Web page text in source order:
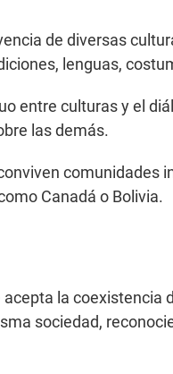
de diversas
lenguas,
entre culturas y el
las demás.
comunidades
Canadá o Bolivia.
la coexistencia
sociedad,